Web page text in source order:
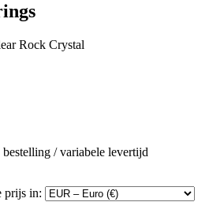
Rock Crystal
/ variabele levertijd
prijs in: